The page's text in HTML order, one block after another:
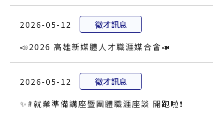
2026-05-12
徵才訊息
📣2026 高雄新媒體人才職涯媒合會📣
2026-05-12
徵才訊息
✨️#就業準備講座暨團體職涯座談 開跑啦❗️